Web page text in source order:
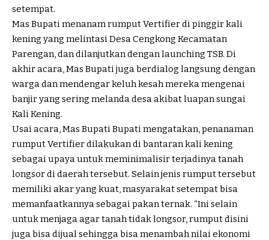
setempat.
Mas Bupati menanam rumput Vertifier di pinggir kali
kening yang melintasi Desa Cengkong Kecamatan
Parengan, dan dilanjutkan dengan launching TSB. Di
akhir acara, Mas Bupati juga berdialog langsung dengan
warga dan mendengar keluh kesah mereka mengenai
banjir yang sering melanda desa akibat luapan sungai
Kali Kening.
Usai acara, Mas Bupati Bupati mengatakan, penanaman
rumput Vertifier dilakukan di bantaran kali kening
sebagai upaya untuk meminimalisir terjadinya tanah
longsor di daerah tersebut. Selain jenis rumput tersebut
memiliki akar yang kuat, masyarakat setempat bisa
memanfaatkannya sebagai pakan ternak. “Ini selain
untuk menjaga agar tanah tidak longsor, rumput disini
juga bisa dijual sehingga bisa menambah nilai ekonomi